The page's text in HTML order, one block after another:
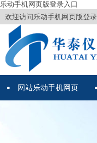
乐动手机网页版登录入口
欢迎访问乐动手机网页版登
网站乐动手机网页